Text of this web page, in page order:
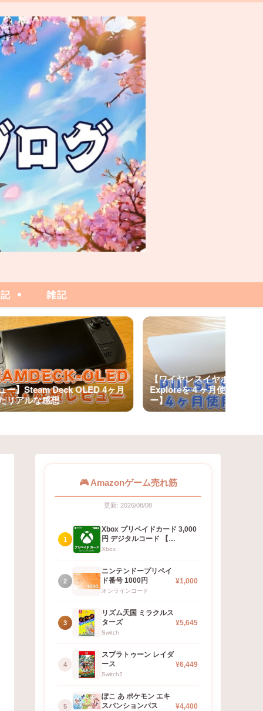
雑記
ー】Steam Deck OLED 4ヶ月
リアルな感想
【ワイヤレスイヤホン】
Exploreを４ヶ月使用した感
ー】
🎮 Amazonゲーム売れ筋
更新: 2026/08/08
1
Xbox プリペイドカード 3,000
円 デジタルコード 【…
Xbox
2
ニンテンドープリペイ
ド番号 1000円
オンラインコード
¥1,000
3
リズム天国 ミラクルス
ターズ
Switch
¥5,645
4
スプラトゥーン レイダ
ース
Switch2
¥6,449
5
ぽこ あ ポケモン エキ
スパンションパス
¥4,400